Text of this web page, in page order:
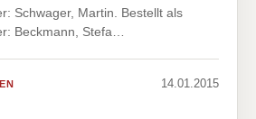
Schwager, Martin. Bestellt als
Beckmann, Stefa…
14.01.2015